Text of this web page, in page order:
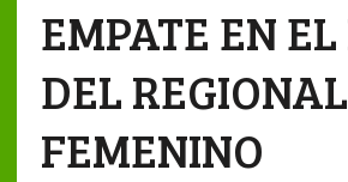
EMPATE EN
DEL REGIONAL
FEMENINO